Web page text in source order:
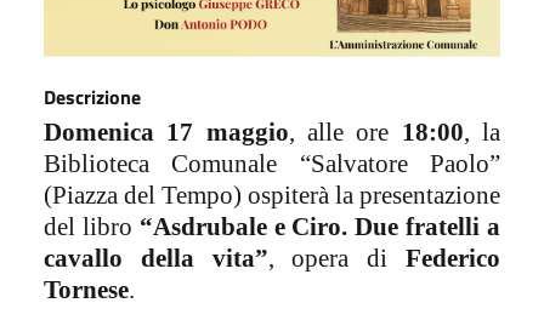
Descrizione
Domenica 17 maggio, alle ore 18:00, la
Biblioteca Comunale “Salvatore Paolo”
(Piazza del Tempo) ospiterà la presentazione
del libro “Asdrubale e Ciro. Due fratelli a
cavallo della vita”, opera diFederico
Tornese.